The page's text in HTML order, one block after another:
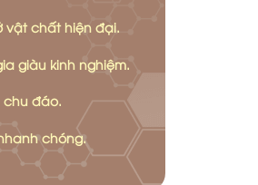
vật chất hiện đại.
giàu kinh nghiệm.
chu đáo.
chóng.